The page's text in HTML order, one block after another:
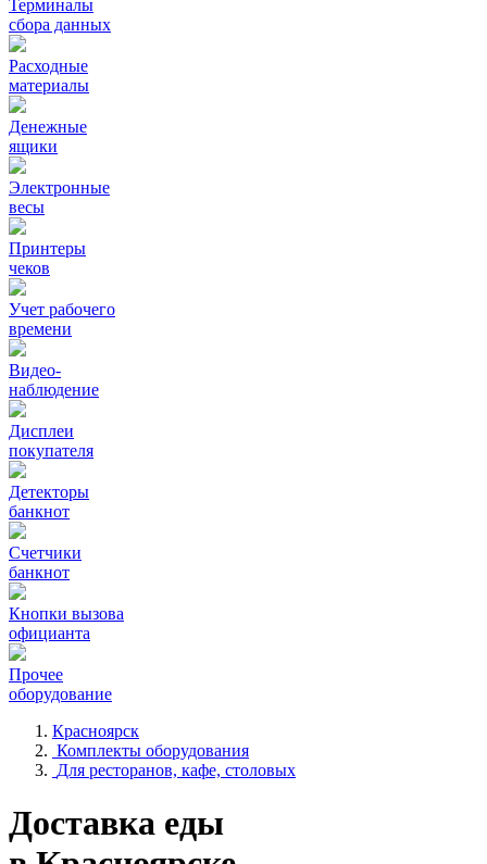
Терминалы
сбора данных
Расходные
материалы
Денежные
ящики
Электронные
весы
Принтеры
чеков
Учет рабочего
времени
Видео‑
наблюдение
Дисплеи
покупателя
Детекторы
банкнот
Счетчики
банкнот
Кнопки вызова
официанта
Прочее
оборудование
Красноярск
Комплекты оборудования
Для ресторанов, кафе, столовых
Доставка еды